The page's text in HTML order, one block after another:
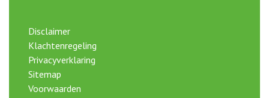
Disclaimer
Klachtenregeling
Privacyverklaring
Sitemap
Voorwaarden